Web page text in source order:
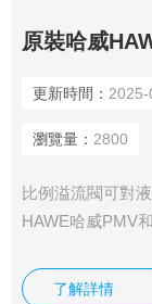
更新時間：
瀏覽量： 2800
比例溢流閥可對
HAWE哈威PMV
例溢流閥PMVP5-
了解詳情